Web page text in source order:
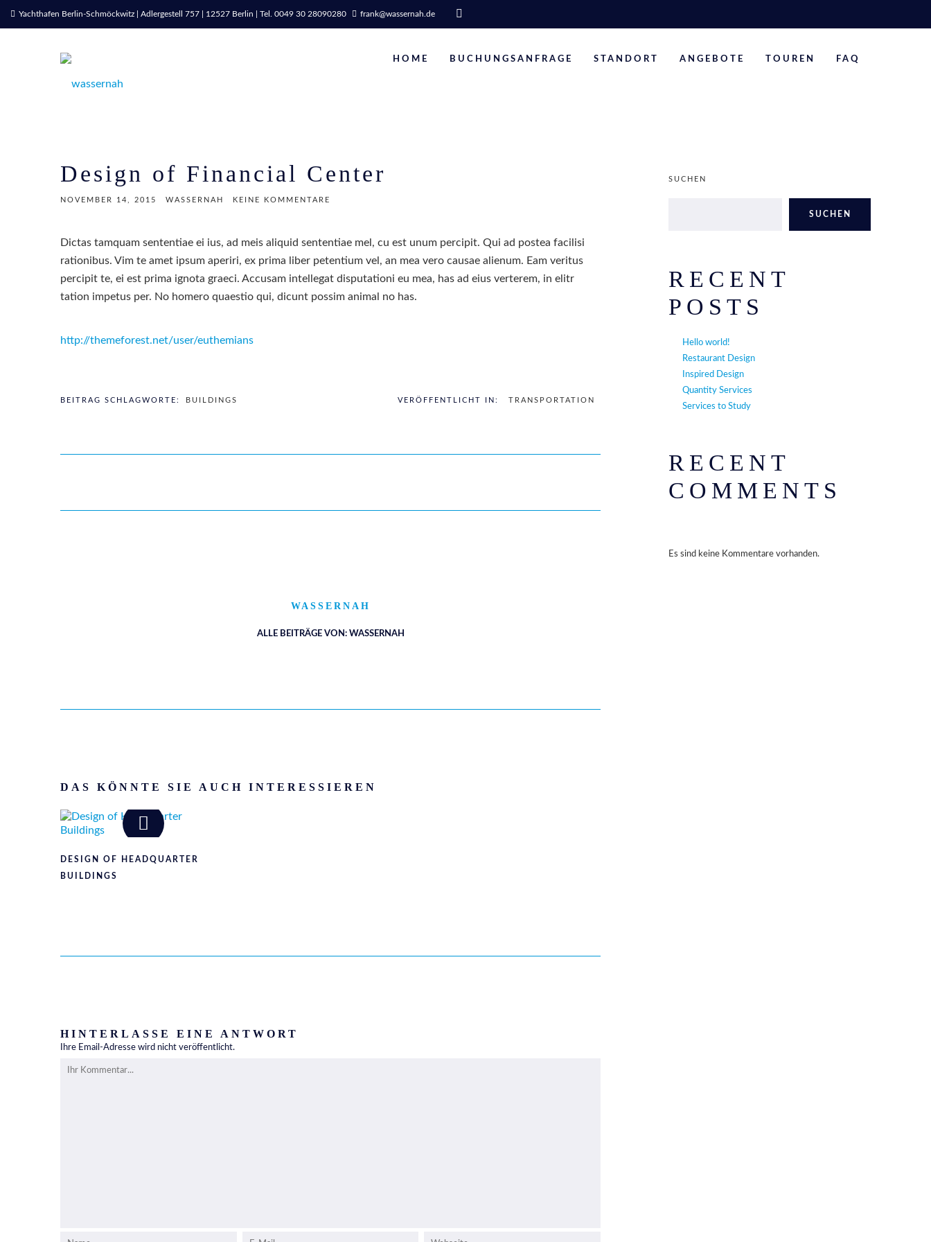
Yachthafen Berlin-Schmöckwitz | Adlergestell 757 | 12527 Berlin | Tel. 0049 30 28090280 frank@wassernah.de
HOME BUCHUNGSANFRAGE STANDORT ANGEBOTE TOUREN FAQ
Design of Financial Center
NOVEMBER 14, 2015 WASSERNAH KEINE KOMMENTARE
Dictas tamquam sententiae ei ius, ad meis aliquid sententiae mel, cu est unum percipit. Qui ad postea facilisi
rationibus. Vim te amet ipsum aperiri, ex prima liber petentium vel, an mea vero causae alienum. Eam veritus
percipit te, ei est prima ignota graeci. Accusam intellegat disputationi eu mea, has ad eius verterem, in elitr
tation impetus per. No homero quaestio qui, dicunt possim animal no has.
http://themeforest.net/user/euthemians
BEITRAG SCHLAGWORTE: BUILDINGS VERÖFFENTLICHT IN: TRANSPORTATION
WASSERNAH
ALLE BEITRÄGE VON: WASSERNAH
DAS KÖNNTE SIE AUCH INTERESSIEREN
DESIGN OF HEADQUARTER
BUILDINGS
HINTERLASSE EINE ANTWORT
Ihre Email-Adresse wird nicht veröffentlicht.
SUCHEN
SUCHEN
RECENT
POSTS
Hello world!
Restaurant Design
Inspired Design
Quantity Services
Services to Study
RECENT
COMMENTS
Es sind keine Kommentare vorhanden.